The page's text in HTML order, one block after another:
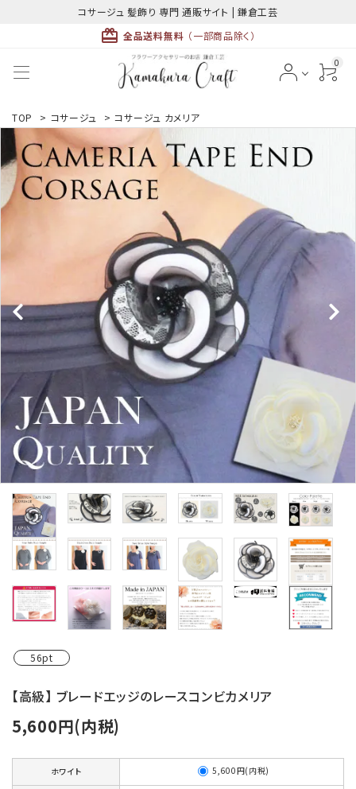
コサージュ 髪飾り 専門 通販サイト | 鎌倉工芸
card_giftcard 全品送料無料 （一部商品除く）
0
ACCOUNT MENU
ようこそ ゲスト 様
meeting_room ログイン person 新規会員登録
最近チェックした商品
カテゴリーから探す
コサージュの色から探す
和装髪飾りの色から探す
シーンから探す
コンテンツ
TOP > コサージュ > コサージュ カメリア
56pt
【高級】 ブレードエッジのレースコンビカメリア
5,600円(内税)
ホワイト 5,600円(内税)